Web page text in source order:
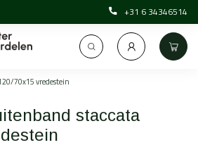
+31 6 34346514
70x15 vredestein
staccata